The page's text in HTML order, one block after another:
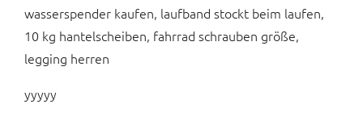
wasserspender kaufen, laufband stockt beim laufen,
10 kg hantelscheiben, fahrrad schrauben größe,
legging herren
yyyyy